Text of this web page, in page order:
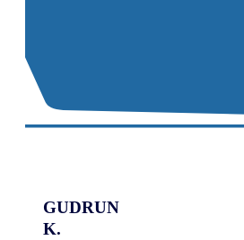
GUDRUN
K.